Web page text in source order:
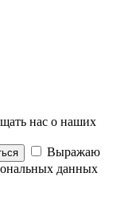
нас о наших
Выражаю
данных